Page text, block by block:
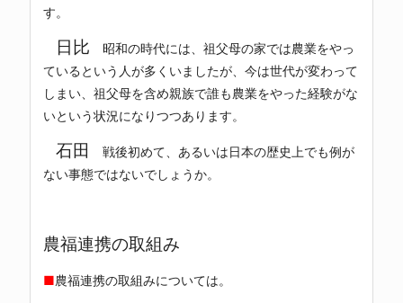
す。
日比 昭和の時代には、祖父母の家では農業をやっ
ているという人が多くいましたが、今は世代が変わって
しまい、祖父母を含め親族で誰も農業をやった経験がな
いという状況になりつつあります。
石田
戦後初めて、あるいは日本の歴史上でも例が
ない事態ではないでしょうか。
農福連携の取組み
■農福連携の取組みについては。